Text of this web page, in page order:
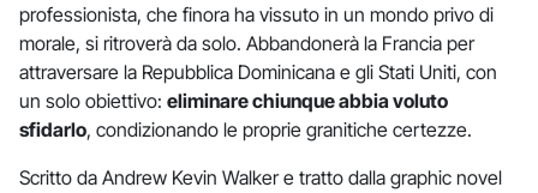
professionista, che finora ha vissuto in un mondo privo di
morale, si ritroverà da solo. Abbandonerà la Francia per
attraversare la Repubblica Dominicana e gli Stati Uniti, con
un solo obiettivo: eliminare chiunque abbia voluto
sfidarlo, condizionando le proprie granitiche certezze.
Scritto da Andrew Kevin Walker e tratto dalla graphic novel